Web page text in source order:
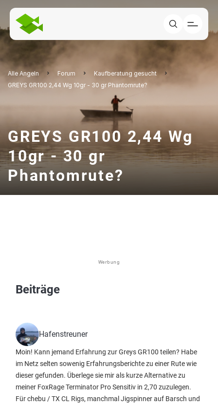
Alle Angeln Forum
Kaufberatung gesucht
GREYS GR100 2,44 Wg 10gr - 30 gr Phantomrute?
GREYS GR100 2,44 Wg
10gr - 30 gr
Phantomrute?
Werbung
Beiträge
Hafenstreuner
Moin! Kann jemand Erfahrung zur Greys GR100 teilen? Habe
im Netz selten sowenig Erfahrungsberichte zu einer Rute wie
dieser gefunden. Überlege sie mir als kurze Alternative zu
meiner FoxRage Terminator Pro Sensitiv in 2,70 zuzulegen.
Für chebu / TX CL Rigs, manchmal Jigspinner auf Barsch und